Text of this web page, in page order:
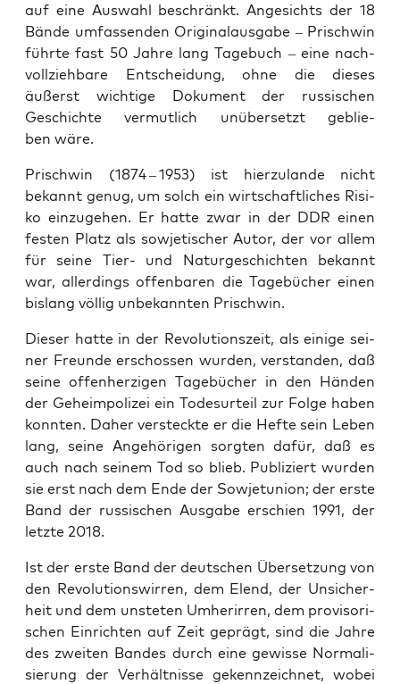
auf eine Aus­wahl beschränkt. Ange­sichts der 18
Bän­de umfas­sen­den Ori­gi­nal­aus­ga­be – ­Prischwin
führ­te fast 50 Jah­re lang Tage­buch – eine nach­
voll­zieh­ba­re Ent­schei­dung, ohne die die­ses
äußerst wich­ti­ge Doku­ment der rus­si­schen
Geschich­te ver­mut­lich unüber­setzt geblie­
ben wäre.
Prischwin (1874 – 1953) ist hier­zu­lan­de nicht
bekannt genug, um solch ein wirt­schaft­li­ches Risi­
ko ein­zu­ge­hen. Er hat­te zwar in der DDR einen
fes­ten Platz als sowje­ti­scher Autor, der vor allem
für sei­ne Tier- und Natur­ge­schich­ten bekannt
war, aller­dings offen­ba­ren die Tage­bü­cher einen
bis­lang völ­lig unbe­kann­ten Prischwin.
Die­ser hat­te in der Revo­lu­ti­ons­zeit, als eini­ge sei­
ner Freun­de erschos­sen wur­den, ver­stan­den, daß
sei­ne offen­her­zi­gen Tage­bü­cher in den Hän­den
der Geheim­po­li­zei ein Todes­ur­teil zur Fol­ge haben
konn­ten. Daher ver­steck­te er die Hef­te sein Leben
lang, sei­ne Ange­hö­ri­gen sorg­ten dafür, daß es
auch nach sei­nem Tod so blieb. Publi­ziert wur­den
sie erst nach dem Ende der Sowjet­uni­on; der ers­te
Band der rus­si­schen Aus­ga­be erschien 1991, der
letz­te 2018.
Ist der ers­te Band der deut­schen Über­set­zung von
den Revo­lu­ti­ons­wir­ren, dem Elend, der Unsi­cher­
heit und dem unste­ten Umher­ir­ren, dem pro­vi­so­ri­
schen Ein­rich­ten auf Zeit geprägt, sind die Jah­re
des zwei­ten Ban­des durch eine gewis­se Nor­ma­li­
sie­rung der Ver­hält­nis­se gekenn­zeich­net, wobei